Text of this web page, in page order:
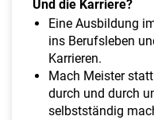
Und die Karriere?
Eine Ausbildung
ins Berufsleben
Karrieren.
Mach Meister
durch und durch
selbstständig